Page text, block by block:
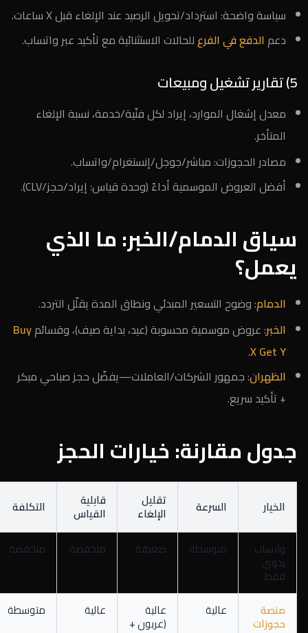
سياسة واضحة: استرداد/تحويل الرصيد عند الإلغاء قبل X ساعات.
دعمالدفع في الفرعللحالات الاستثنائية مع تأكيد عبر واتساب.
5) تقارير تشغيل ومبيعات
معدل إشغال الموارد، إيراد لكل فنّية/خدمة، نسبة الإلغاء
المتأخر.
مصادر الحجوزات: مباشر/جوجل/إنستغرام/واتساب.
أفضل العروض الموسمية أداءً (وحدة قياس: إيراد/حجز/CLV).
سياق الدمام/الخبر: ما الذي
يعمل؟
الدمام: وضوح التسعير المبدئي ونطاق المدة يقلّل التردد.
الخبر: عروض موسمية محسوبة (عيد، بداية صيف)، وقسائمBuy
X Get Y
.
الظهران: جمهور الشركات/العاملات—يفضّل حجز صباحي مبكر
+ تأكيد سريع.
جدول مقارنة: خيارات الحجز
الخيار السرعة تقليل
الإلغاء
قابلية
القياس التكلفة
واتساب
يدوي
فقط
متوسطة ضعيفة منخفضة منخفضة
منصة
حجوزات
عالية عالية
(عربون +
عالية متوسطة